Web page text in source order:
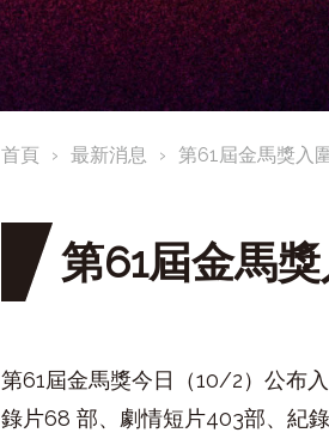
首頁 最新消息 第61屆金馬獎入
第61屆金馬
第61屆金馬獎今日（10/2）公布
錄片68部、劇情短片403部、紀